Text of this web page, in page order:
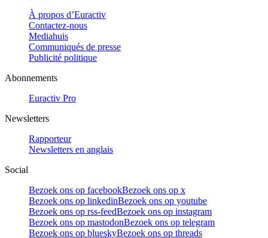
À propos d’Euractiv
Contactez-nous
Mediahuis
Communiqués de presse
Publicité politique
Abonnements
Euractiv Pro
Newsletters
Rapporteur
Newsletters en anglais
Social
Bezoek ons op facebookBezoek ons op x
Bezoek ons op linkedinBezoek ons op youtube
Bezoek ons op rss-feedBezoek ons op instagram
Bezoek ons op mastodonBezoek ons op telegram
Bezoek ons op blueskyBezoek ons op threads